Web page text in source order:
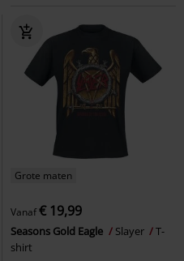
Grote maten
Vanaf€ 19,99
Seasons Gold Eagle Slayer
T-
shirt